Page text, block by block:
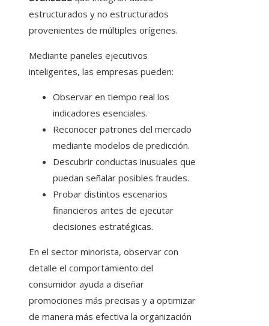
estructurados y no estructurados
provenientes de múltiples orígenes.
Mediante paneles ejecutivos
inteligentes, las empresas pueden:
Observar en tiempo real los
indicadores esenciales.
Reconocer patrones del mercado
mediante modelos de predicción.
Descubrir conductas inusuales que
puedan señalar posibles fraudes.
Probar distintos escenarios
financieros antes de ejecutar
decisiones estratégicas.
En el sector minorista, observar con
detalle el comportamiento del
consumidor ayuda a diseñar
promociones más precisas y a optimizar
de manera más efectiva la organización